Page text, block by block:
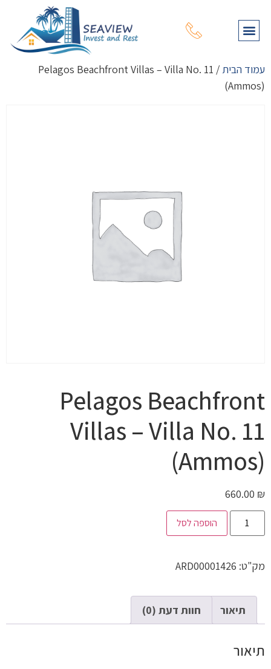
עמוד הבית
/ Pelagos Beachfront Villas – Villa No. 11
(Ammos)
Pelagos Beachfront
Villas – Villa No. 11
(Ammos)
660.00 ₪
הוספה לסל
מק"ט: ARD00001426
תיאור חוות דעת (0)
תיאור